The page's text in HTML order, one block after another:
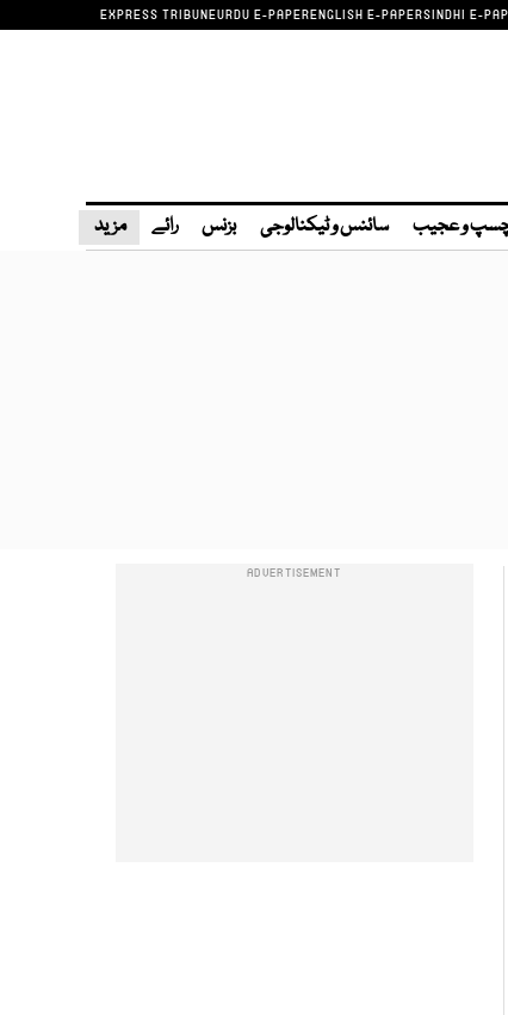
EXPRESS TRIBUNEURDU E-PAPERENGLISH E-PAPERSINDHI E-
و عجیب سائنس و ٹیکنالوجی بزنس رائے مزید